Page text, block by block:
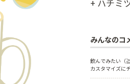
+ ハチミ
みんなのコ
飲んでみたい（
カスタマイズに